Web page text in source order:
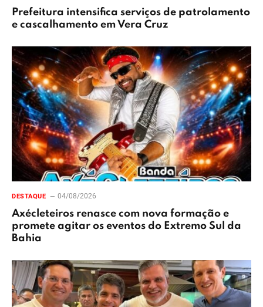
Prefeitura intensifica serviços de patrolamento
e cascalhamento em Vera Cruz
DESTAQUE 04/08/2026
Axécleteiros renasce com nova formação e
promete agitar os eventos do Extremo Sul da
Bahia